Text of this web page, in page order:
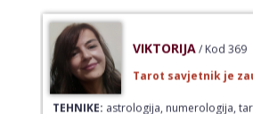
Tarot savjetnik je
TEHNIKE:astrologija, numerologija,